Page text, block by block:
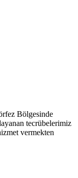
Bölgesinde
tecrübelerimiz
vermekten